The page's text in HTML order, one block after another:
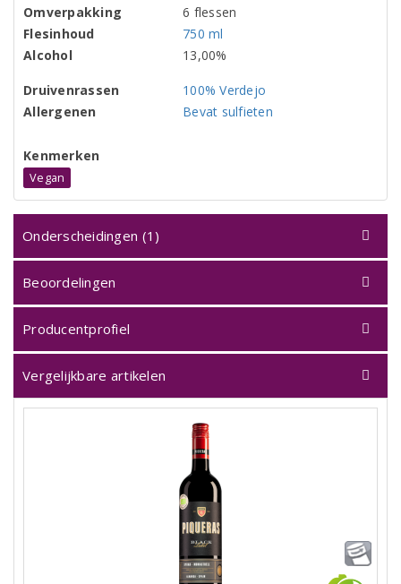
Omverpakking
6 flessen
Flesinhoud
750 ml
Alcohol
13,00%
Druivenrassen
100% Verdejo
Allergenen
Bevat sulfieten
Kenmerken
Vegan
Onderscheidingen (1)
Beoordelingen
Producentprofiel
Vergelijkbare artikelen